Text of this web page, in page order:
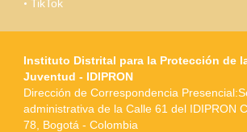
TikTok
Instituto Distrital para la Protección de
Juventud - IDIPRON
Dirección de Correspondencia
administrativa de la Calle 61 del IDIPRON
78, Bogotá - Colombia